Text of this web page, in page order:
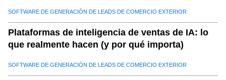
SOFTWARE DE GENERACIÓN DE LEADS DE COMERCIO EXTERIOR
Plataformas de inteligencia de ventas de IA: lo
que realmente hacen (y por qué importa)
SOFTWARE DE GENERACIÓN DE LEADS DE COMERCIO EXTERIOR